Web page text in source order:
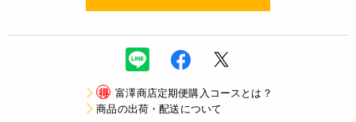
得 富澤商店定期便購入コースとは？
商品の出荷・配送について